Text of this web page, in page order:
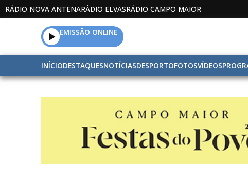
RÁDIO NOVA ANTENARÁDIO ELVASRÁDIO CAMPO MAIOR
EMISSÃO ONLINE
INÍCIODESTAQUESNOTÍCIASDESPORTOFOTOSVÍDEOS